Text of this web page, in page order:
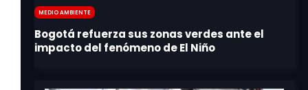
Medio Ambiente